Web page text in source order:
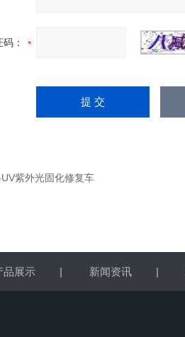
：
紫外光固化修复车
品展示 | 新闻资讯 |